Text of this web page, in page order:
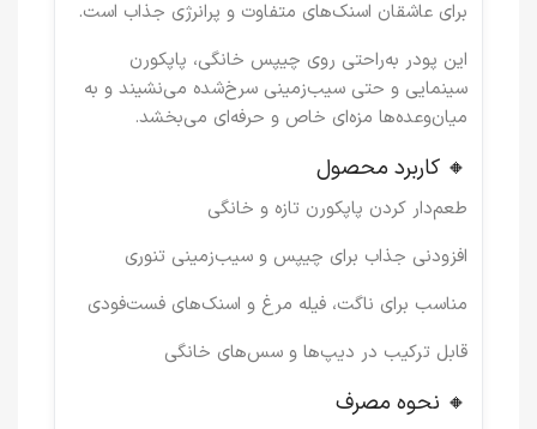
برای عاشقان اسنک‌های متفاوت و پرانرژی جذاب است.
این پودر به‌راحتی روی چیپس خانگی، پاپکورن
سینمایی و حتی سیب‌زمینی سرخ‌شده می‌نشیند و به
میان‌وعده‌ها مزه‌ای خاص و حرفه‌ای می‌بخشد.
🔸 کاربرد محصول
طعم‌دار کردن پاپکورن تازه و خانگی
افزودنی جذاب برای چیپس و سیب‌زمینی تنوری
مناسب برای ناگت، فیله مرغ و اسنک‌های فست‌فودی
قابل ترکیب در دیپ‌ها و سس‌های خانگی
🔸 نحوه مصرف